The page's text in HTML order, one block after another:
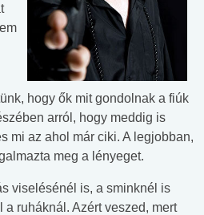
hogy ők mit gondolnak a fiúk
arról, hogy meddig is
mi az ahol már ciki. A legjobban,
meg a lényeget.
viselésénél is, a sminknél is
ruháknál. Azért veszed, mert